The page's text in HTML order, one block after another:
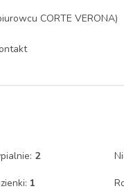
CORTE VERONA)
2
1